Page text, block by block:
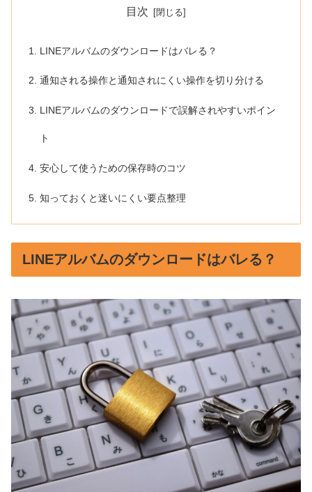
目次
LINEアルバムのダウンロードはバレる？
通知される操作と通知されにくい操作を切り分ける
LINEアルバムのダウンロードで誤解されやすいポイン
ト
安心して使うための保存時のコツ
知っておくと迷いにくい要点整理
LINEアルバムのダウンロードはバレる？